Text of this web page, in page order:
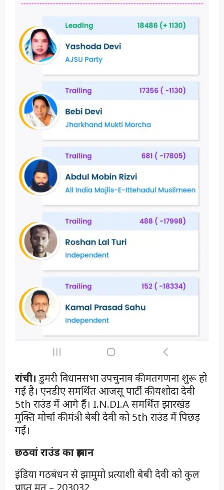
रांची। डुमरी विधानसभा उपचुनाव की मतगणना शुरू हो
गई है। एनडीए समर्थित आजसू पार्टी की यशोदा देवी
5th राउंड में आगे हैं। I.N.DI.A समर्थित झारखंड
मुक्ति मोर्चा की मंत्री बेबी देवी को 5th राउंड में पिछड़
गईं।
छठवां राउंड का रुझान
इंडिया गठबंधन से झामुमो प्रत्याशी बेबी देवी को कुल
प्राप्त मत – 203032